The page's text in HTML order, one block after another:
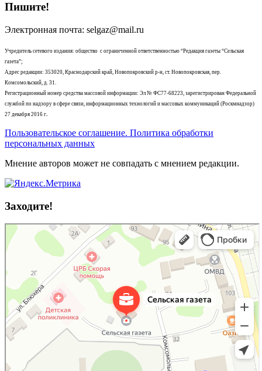
Пишите!
Электронная почта: selgaz@mail.ru
Учредитель сетевого издания: общество с ограниченной ответственностью “Редакция газеты “Сельская
газета”;
Адрес редакции: 353020, Краснодарский край, Новопокровский р-н, ст. Новопокровская, пер.
Комсомольский, д. 31.
Регистрационный номер средства массовой информации: Эл № ФС77-68223, зарегистрирован Федеральной
службой по надзору в сфере связи, информационных технологий и массовых коммуникаций (Роскмнадзор)
27 декабря 2016 г..
Пользовательское соглашение. Политика обработки
персональных данных
Мнение авторов может не совпадать с мнением редакции.
Заходите!